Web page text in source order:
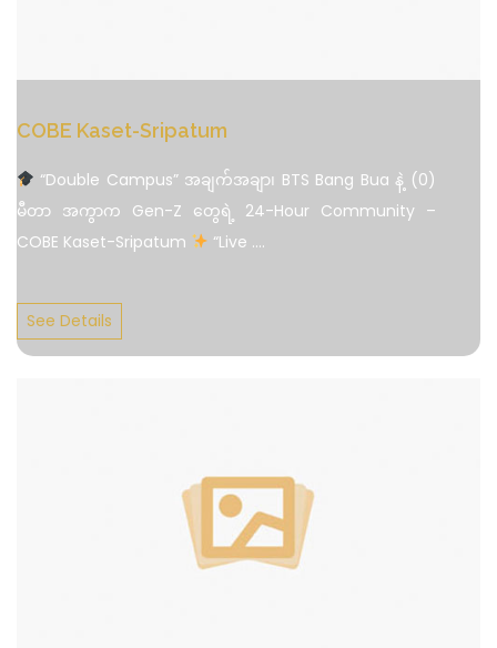
COBE Kaset-Sripatum
“Double Campus” အချက်အချာ၊ BTS Bang Bua နဲ့ (0)
မီတာ အကွာက Gen-Z တွေရဲ့ 24-Hour Community –
COBE Kaset-Sripatum
“Live ....
See Details